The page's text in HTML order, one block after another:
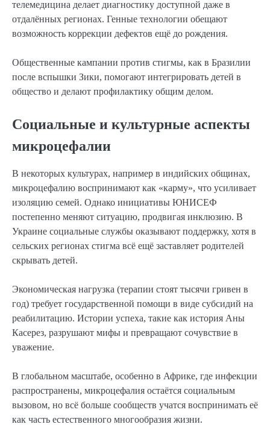
телемедицина делает диагностику доступной даже в
отдалённых регионах. Генные технологии обещают
возможность коррекции дефектов ещё до рождения.
Общественные кампании против стигмы, как в Бразилии
после вспышки Зики, помогают интегрировать детей в
общество и делают профилактику общим делом.
Социальные и культурные аспекты
микроцефалии
В некоторых культурах, например в индийских общинах,
микроцефалию воспринимают как «карму», что усиливает
изоляцию семей. Однако инициативы ЮНИСЕФ
постепенно меняют ситуацию, продвигая инклюзию. В
Украине социальные службы оказывают поддержку, хотя в
сельских регионах стигма всё ещё заставляет родителей
скрывать детей.
Экономическая нагрузка (терапии стоят тысячи гривен в
год) требует государственной помощи в виде субсидий на
реабилитацию. Истории успеха, такие как история Аны
Касерез, разрушают мифы и превращают сочувствие в
уважение.
В глобальном масштабе, особенно в Африке, где инфекции
распространены, микроцефалия остаётся социальным
вызовом, но всё больше сообществ учатся воспринимать её
как часть естественного многообразия жизни.